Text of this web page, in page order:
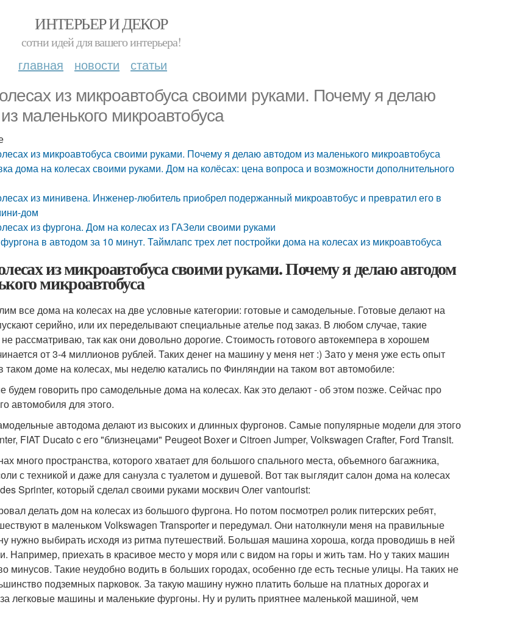
ИНТЕРЬЕР И ДЕКОР
сотни идей для вашего интерьера!
главная новости статьи
из микроавтобуса своими руками. Почему я делаю
маленького микроавтобуса
из микроавтобуса своими руками. Почему я делаю автодом из маленького микроавтобуса
дома на колесах своими руками. Дом на колёсах: цена вопроса и возможности дополнительного
из минивена. Инженер-любитель приобрел подержанный микроавтобус и превратил его в
дом
из фургона. Дом на колесах из ГАЗели своими руками
в автодом за 10 минут. Таймлапс трех лет постройки дома на колесах из микроавтобуса
из микроавтобуса своими руками. Почему я делаю автодом
микроавтобуса
все дома на колесах на две условные категории: готовые и самодельные. Готовые делают на
серийно, или их переделывают специальные ателье под заказ. В любом случае, такие
рассматриваю, так как они довольно дорогие. Стоимость готового автокемпера в хорошем
от 3-4 миллионов рублей. Таких денег на машину у меня нет :) Зато у меня уже есть опыт
таком доме на колесах, мы неделю катались по Финляндии на таком вот автомобиле:
будем говорить про самодельные дома на колесах. Как это делают - об этом позже. Сейчас про
автомобиля для этого.
автодома делают из высоких и длинных фургонов. Самые популярные модели для этого
FIAT Ducato c его "близнецами" Peugeot Boxer и Citroen Jumper, Volkswagen Crafter, Ford Transit.
много пространства, которого хватает для большого спального места, объемного багажника,
с техникой и даже для санузла с туалетом и душевой. Вот так выглядит салон дома на колесах
Sprinter, который сделал своими руками москвич Олег vantourist:
делать дом на колесах из большого фургона. Но потом посмотрел ролик питерских ребят,
в маленьком Volkswagen Transporter и передумал. Они натолкнули меня на правильные
нужно выбирать исходя из ритма путешествий. Большая машина хороша, когда проводишь в ней
Например, приехать в красивое место у моря или с видом на горы и жить там. Но у таких машин
минусов. Такие неудобно водить в больших городах, особенно где есть тесные улицы. На таких не
подземных парковок. За такую машину нужно платить больше на платных дорогах и
легковые машины и маленькие фургоны. Ну и рулить приятнее маленькой машиной, чем